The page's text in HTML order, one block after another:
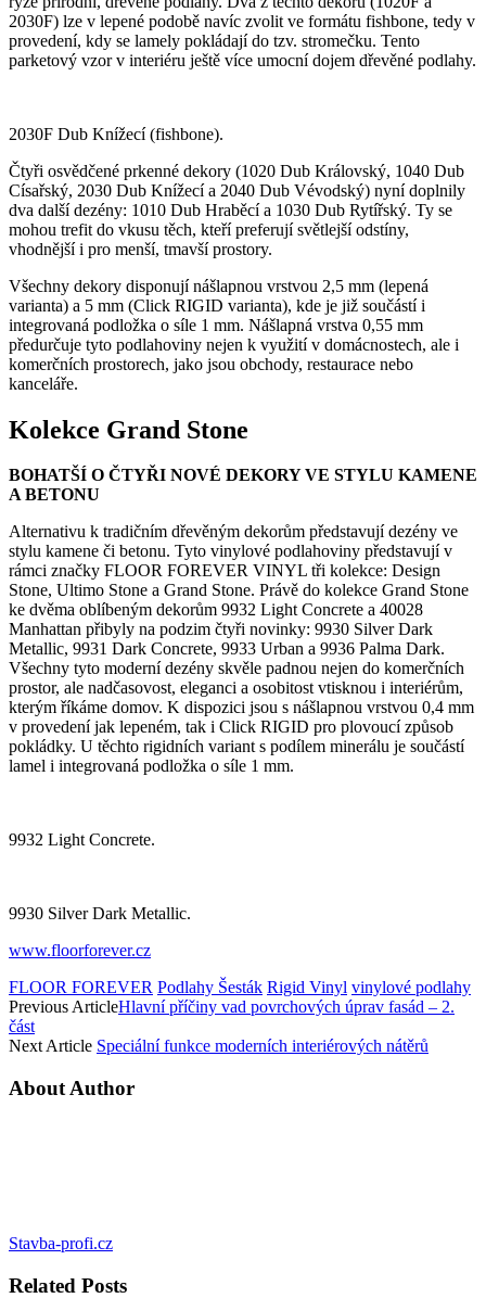
2030F) lze v lepené podobě navíc zvolit ve formátu fishbone, tedy v
provedení, kdy se lamely pokládají do tzv. stromečku. Tento
parketový vzor v interiéru ještě více umocní dojem dřevěné podlahy.
2030F Dub Knížecí (fishbone).
Čtyři osvědčené prkenné dekory (1020 Dub Královský, 1040 Dub
Císařský, 2030 Dub Knížecí a 2040 Dub Vévodský) nyní doplnily
dva další dezény: 1010 Dub Hraběcí a 1030 Dub Rytířský. Ty se
mohou trefit do vkusu těch, kteří preferují světlejší odstíny,
vhodnější i pro menší, tmavší prostory.
Všechny dekory disponují nášlapnou vrstvou 2,5 mm (lepená
varianta) a 5 mm (Click RIGID varianta), kde je již součástí i
integrovaná podložka o síle 1 mm. Nášlapná vrstva 0,55 mm
předurčuje tyto podlahoviny nejen k využití v domácnostech, ale i
komerčních prostorech, jako jsou obchody, restaurace nebo
kanceláře.
Kolekce Grand Stone
BOHATŠÍ O ČTYŘI NOVÉ DEKORY VE STYLU KAMENE
A BETONU
Alternativu k tradičním dřevěným dekorům představují dezény ve
stylu kamene či betonu. Tyto vinylové podlahoviny představují v
rámci značky FLOOR FOREVER VINYL tři kolekce: Design
Stone, Ultimo Stone a Grand Stone. Právě do kolekce Grand Stone
ke dvěma oblíbeným dekorům 9932 Light Concrete a 40028
Manhattan přibyly na podzim čtyři novinky: 9930 Silver Dark
Metallic, 9931 Dark Concrete, 9933 Urban a 9936 Palma Dark.
Všechny tyto moderní dezény skvěle padnou nejen do komerčních
prostor, ale nadčasovost, eleganci a osobitost vtisknou i interiérům,
kterým říkáme domov. K dispozici jsou s nášlapnou vrstvou 0,4 mm
v provedení jak lepeném, tak i Click RIGID pro plovoucí způsob
pokládky. U těchto rigidních variant s podílem minerálu je součástí
lamel i integrovaná podložka o síle 1 mm.
9932 Light Concrete.
9930 Silver Dark Metallic.
www.floorforever.cz
FLOOR FOREVER Podlahy Šesták Rigid Vinyl vinylové podlahy
Previous ArticleHlavní příčiny vad povrchových úprav fasád – 2.
část
Next Article Speciální funkce moderních interiérových nátěrů
About Author
Stavba-profi.cz
Related Posts